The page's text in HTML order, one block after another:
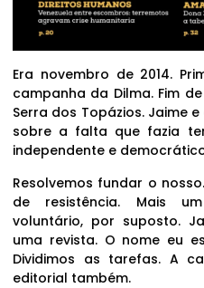
Era novembro de 2014.
campanha da Dilma. Fim
Serra dos Topázios. Jaime
sobre a falta que fazia
independente e
Resolvemos fundar o
de resistência. Mais
voluntário, por suposto.
uma revista. O nome eu
Dividimos as tarefas. A
editorial também.